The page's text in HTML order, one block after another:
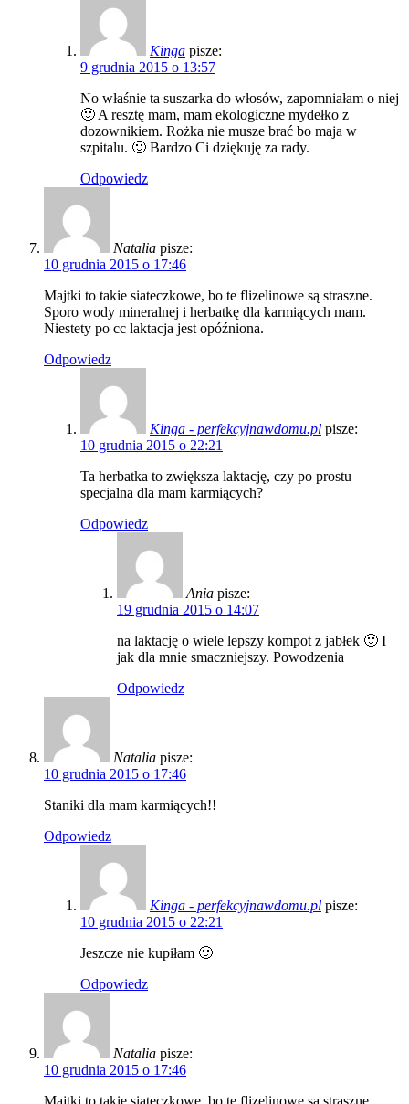
Kinga pisze:
9 grudnia 2015 o 13:57
No właśnie ta suszarka do włosów, zapomniałam o niej
🙂 A resztę mam, mam ekologiczne mydełko z
dozownikiem. Rożka nie musze brać bo maja w
szpitalu. 🙂 Bardzo Ci dziękuję za rady.
Odpowiedz
Natalia pisze:
10 grudnia 2015 o 17:46
Majtki to takie siateczkowe, bo te flizelinowe są straszne.
Sporo wody mineralnej i herbatkę dla karmiących mam.
Niestety po cc laktacja jest opóźniona.
Odpowiedz
Kinga - perfekcyjnawdomu.pl pisze:
10 grudnia 2015 o 22:21
Ta herbatka to zwiększa laktację, czy po prostu
specjalna dla mam karmiących?
Odpowiedz
Ania pisze:
19 grudnia 2015 o 14:07
na laktację o wiele lepszy kompot z jabłek 🙂 I
jak dla mnie smaczniejszy. Powodzenia
Odpowiedz
Natalia pisze:
10 grudnia 2015 o 17:46
Staniki dla mam karmiących!!
Odpowiedz
Kinga - perfekcyjnawdomu.pl pisze:
10 grudnia 2015 o 22:21
Jeszcze nie kupiłam 🙂
Odpowiedz
Natalia pisze:
10 grudnia 2015 o 17:46
Majtki to takie siateczkowe, bo te flizelinowe są straszne.